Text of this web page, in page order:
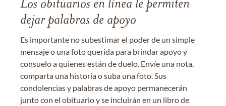
Los obituarios en línea le permiten
dejar palabras de apoyo
Es importante no subestimar el poder de un simple
mensaje o una foto querida para brindar apoyo y
consuelo a quienes están de duelo. Envíe una nota,
comparta una historia o suba una foto. Sus
condolencias y palabras de apoyo permanecerán
junto con el obituario y se incluirán en un libro de